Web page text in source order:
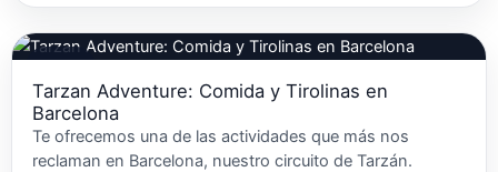
Tarzan Adventure: Comida y Tirolinas en
Barcelona
Te ofrecemos una de las actividades que más nos
reclaman en Barcelona, nuestro circuito de Tarzán.